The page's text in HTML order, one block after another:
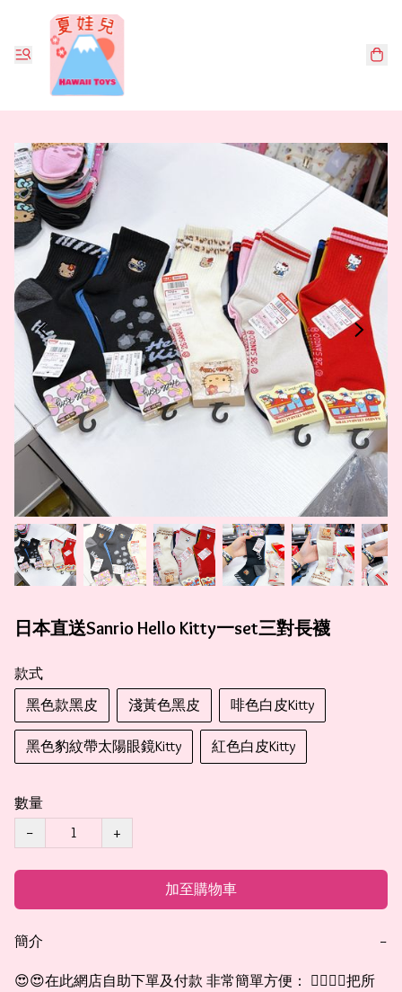
日本直送Sanrio Hello Kitty一set三對長襪
款式
黑色款黑皮
淺黃色黑皮 啡色白皮Kitty
黑色豹紋帶太陽眼鏡Kitty 紅色白皮Kitty
數量
−
+
加至購物車
簡介 −
😍😍在此網店自助下單及付款 非常簡單方便： 👉🏻👉🏻把所